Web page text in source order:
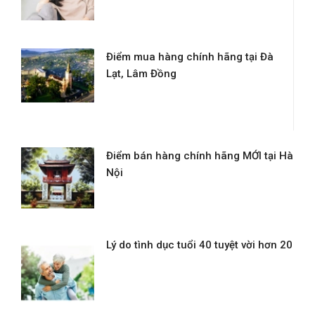
Điểm mua hàng chính hãng tại Đà
Lạt, Lâm Đồng
Điểm bán hàng chính hãng MỚI tại Hà
Nội
Lý do tình dục tuổi 40 tuyệt vời hơn 20